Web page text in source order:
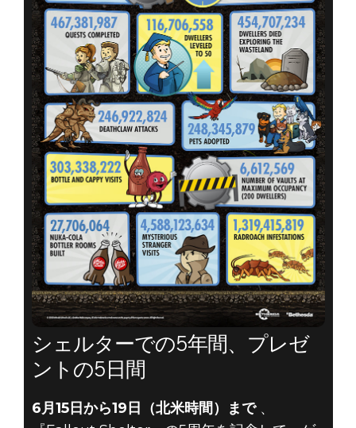
シェルターでの5年間、プレゼ
ントの5日間
6月15日から19日（北米時間）まで、